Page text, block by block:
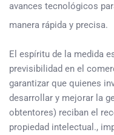
avances tecnológicos
manera rápida y precisa.
El espíritu de la medida
previsibilidad en el
garantizar que quienes
desarrollar y mejorar la
obtentores) reciban el
propiedad intelectual.,